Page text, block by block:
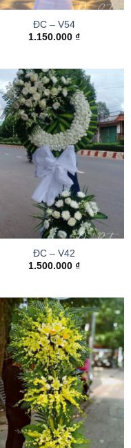
ĐC – V54
1.150.000 ₫
ĐC – V42
1.500.000 ₫